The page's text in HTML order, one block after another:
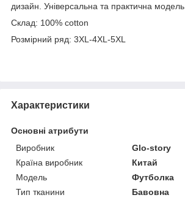
дизайн. Універсальна та практична модель.
Склад: 100% cotton
Розмірний ряд: 3XL-4XL-5XL
Характеристики
Основні атрибути
Виробник
Glo-story
Країна виробник
Китай
Модель
Футболка
Тип тканини
Бавовна